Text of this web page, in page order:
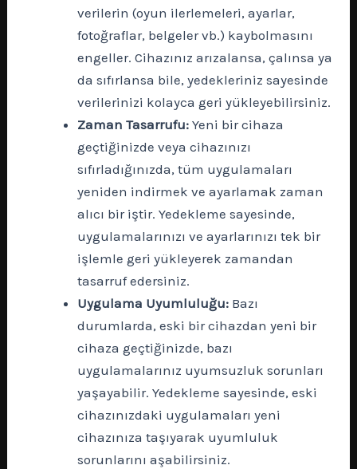
verilerin (oyun ilerlemeleri, ayarlar,
fotoğraflar, belgeler vb.) kaybolmasını
engeller. Cihazınız arızalansa, çalınsa ya
da sıfırlansa bile, yedekleriniz sayesinde
verilerinizi kolayca geri yükleyebilirsiniz.
Zaman Tasarrufu: Yeni bir cihaza
geçtiğinizde veya cihazınızı
sıfırladığınızda, tüm uygulamaları
yeniden indirmek ve ayarlamak zaman
alıcı bir iştir. Yedekleme sayesinde,
uygulamalarınızı ve ayarlarınızı tek bir
işlemle geri yükleyerek zamandan
tasarruf edersiniz.
Uygulama Uyumluluğu: Bazı
durumlarda, eski bir cihazdan yeni bir
cihaza geçtiğinizde, bazı
uygulamalarınız uyumsuzluk sorunları
yaşayabilir. Yedekleme sayesinde, eski
cihazınızdaki uygulamaları yeni
cihazınıza taşıyarak uyumluluk
sorunlarını aşabilirsiniz.